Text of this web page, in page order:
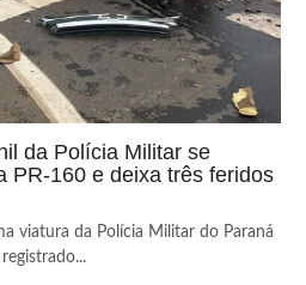
da Polícia Militar se
PR-160 e deixa três feridos
viatura da Polícia Militar do Paraná